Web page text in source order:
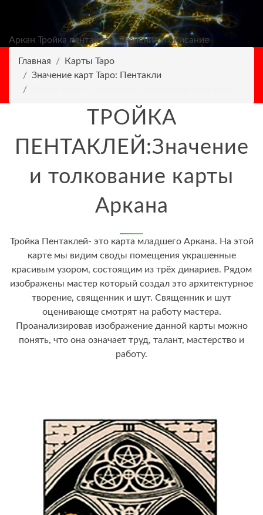
Аркан Тройка пентаклей: Значение и описание
Главная
Карты Таро
Значение карт Таро: Пентакли
ТРОЙКА
ПЕНТАКЛЕЙ:Значение
и толкование карты
Аркана
Тройка Пентаклей- это карта младшего Аркана. На этой
карте мы видим своды помещения украшенные
красивым узором, состоящим из трёх динариев. Рядом
изображены мастер который создал это архитектурное
творение, священник и шут. Священник и шут
оценивающе смотрят на работу мастера.
Проанализировав изображение данной карты можно
понять, что она означает труд, талант, мастерство и
работу.